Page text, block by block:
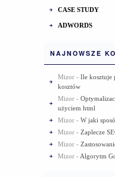
CASE STUDY
ADWORDS
NAJNOWSZE
Mizor - Ile kosztuje
kosztów
Mizor -
użyciem html
Mizor - W jaki
Mizor - Zaplecze
Mizor -
Mizor - Algorytm